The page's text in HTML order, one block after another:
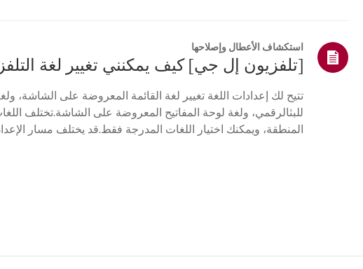
استكشاف الأعطال وإصلاحها
تتيح لك إعدادات اللغة تغيير لغة القائمة المعروضة على الشاشة،
للبثالرقمي، ولغة لوحة المفاتيح المعروضة على الشاشة.تختلف
المنطقة، ويمكنك اختيار اللغات المدرجة فقط.قد يختلف مسار